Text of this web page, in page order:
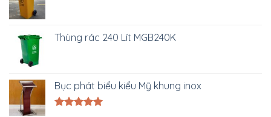
Thùng rác 240 Lít MGB240K
Bục phát biểu kiểu Mỹ khung inox